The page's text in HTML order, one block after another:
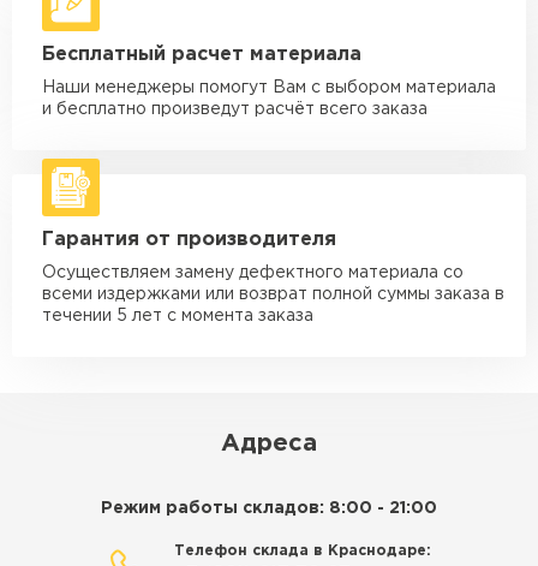
Машина - 10 тн до 50 м3
макс. длина груза 8 м
Машина - 20 тн до 80 м3
от 5 500 ₽
Манипулятор до 5 тн
макс. длина груза 5 м
Манипулятор до 10 тн
макс. длина груза 10 м
Манипулятор до 15 тн
Бесплатный расчет материала
Наши менеджеры помогут Вам с выбором материала
и бесплатно произведут расчёт всего заказа
Гарантия от производителя
Осуществляем замену дефектного материала со
всеми издержками или возврат полной суммы заказа в
течении 5 лет с момента заказа
Адреса
Режим работы складов: 8:00 - 21:00
Телефон склада в Краснодаре: